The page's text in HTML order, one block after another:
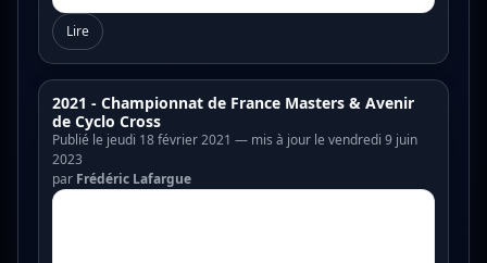
Lire
2021 - Championnat de France Masters & Avenir
de Cyclo Cross
Publié le jeudi 18 février 2021 — mis à jour le vendredi 9 juin
2023
par Frédéric Lafargue